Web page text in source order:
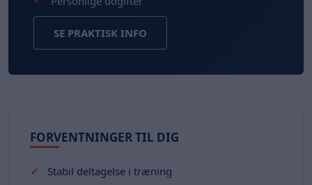
SE PRAKTISK INFO
FORVENTNINGER TIL DIG
Stabil deltagelse i træning